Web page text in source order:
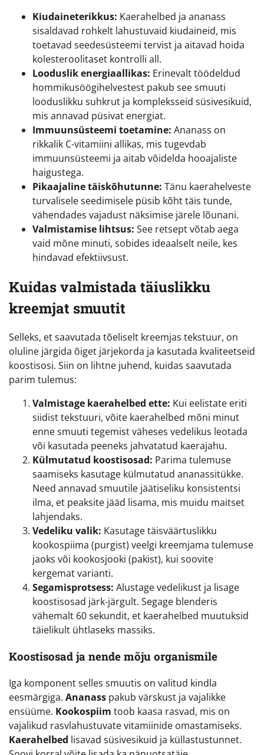
Kiudaineterikkus: Kaerahelbed ja ananass
sisaldavad rohkelt lahustuvaid kiudaineid, mis
toetavad seedesüsteemi tervist ja aitavad hoida
kolesteroolitaset kontrolli all.
Looduslik energiaallikas: Erinevalt töödeldud
hommikusöögihelvestest pakub see smuuti
looduslikku suhkrut ja kompleksseid süsivesikuid,
mis annavad püsivat energiat.
Immuunsüsteemi toetamine: Ananass on
rikkalik C-vitamiini allikas, mis tugevdab
immuunsüsteemi ja aitab võidelda hooajaliste
haigustega.
Pikaajaline täiskõhutunne: Tänu kaerahelveste
turvalisele seedimisele püsib kõht täis tunde,
vähendades vajadust näksimise järele lõunani.
Valmistamise lihtsus: See retsept võtab aega
vaid mõne minuti, sobides ideaalselt neile, kes
hindavad efektiivsust.
Kuidas valmistada täiuslikku
kreemjat smuutit
Selleks, et saavutada tõeliselt kreemjas tekstuur, on
oluline järgida õiget järjekorda ja kasutada kvaliteetseid
koostisosi. Siin on lihtne juhend, kuidas saavutada
parim tulemus:
Valmistage kaerahelbed ette: Kui eelistate eriti
siidist tekstuuri, võite kaerahelbed mõni minut
enne smuuti tegemist väheses vedelikus leotada
või kasutada peeneks jahvatatud kaerajahu.
Külmutatud koostisosad: Parima tulemuse
saamiseks kasutage külmutatud ananassitükke.
Need annavad smuutile jäätiseliku konsistentsi
ilma, et peaksite jääd lisama, mis muidu maitset
lahjendaks.
Vedeliku valik: Kasutage täisväärtuslikku
kookospiima (purgist) veelgi kreemjama tulemuse
jaoks või kookosjooki (pakist), kui soovite
kergemat varianti.
Segamisprotsess: Alustage vedelikust ja lisage
koostisosad järk-järgult. Segage blenderis
vähemalt 60 sekundit, et kaerahelbed muutuksid
täielikult ühtlaseks massiks.
Koostisosad ja nende mõju organismile
Iga komponent selles smuutis on valitud kindla
eesmärgiga. Ananass pakub värskust ja vajalikke
ensüüme. Kookospiim toob kaasa rasvad, mis on
vajalikud rasvlahustuvate vitamiinide omastamiseks.
Kaerahelbed lisavad süsivesikuid ja küllastustunnet.